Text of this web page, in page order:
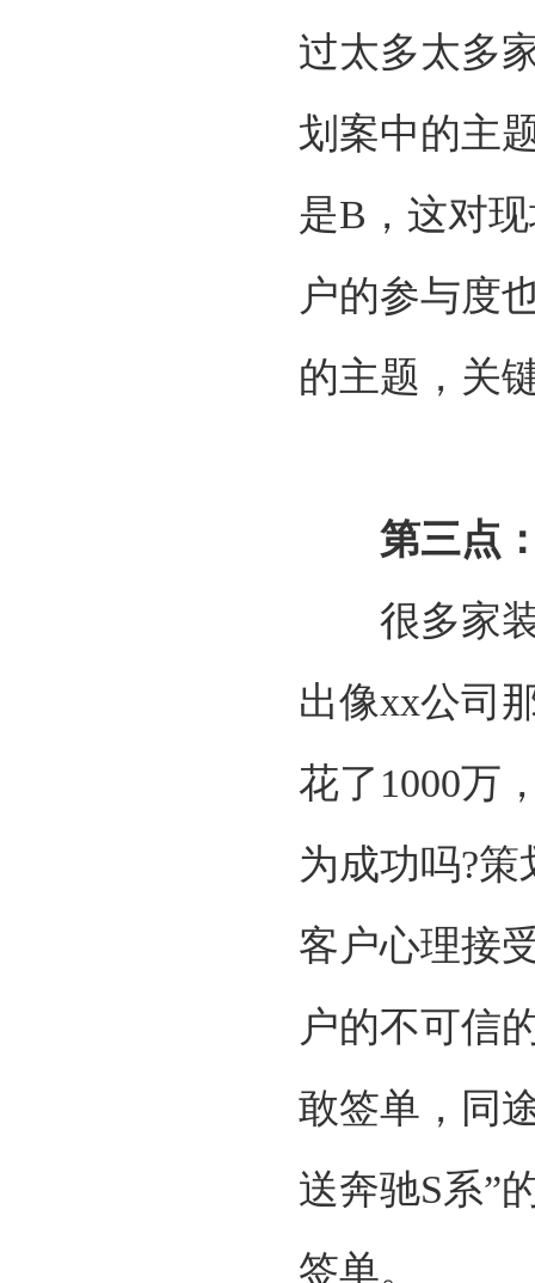
过太多太多
划案中的主
是B，这对
户的参与度
的主题，关
第三点
很多家装
出像xx公司
花了1000万
为成功吗?
客户心理接
户的不可信
敢签单，同
送奔驰S系”
签单。